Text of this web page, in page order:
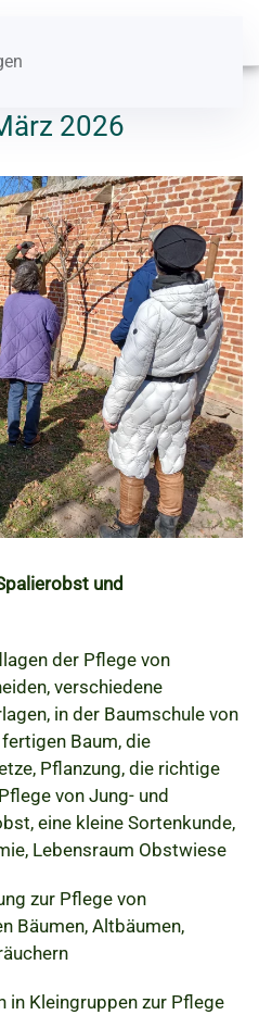
2026
und
der Pflege von
verschiedene
in der Baumschule von
Baum, die
Pflanzung, die richtige
von Jung- und
eine kleine Sortenkunde,
Lebensraum Obstwiese
zur Pflege von
Bäumen, Altbäumen,
in Kleingruppen zur Pflege